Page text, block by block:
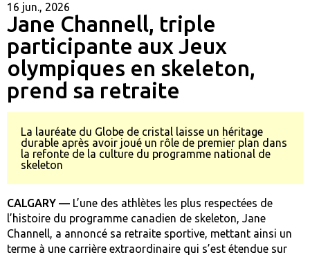
16 jun., 2026
Jane Channell, triple
participante aux Jeux
olympiques en skeleton,
prend sa retraite
La lauréate du Globe de cristal laisse un héritage
durable après avoir joué un rôle de premier plan dans
la refonte de la culture du programme national de
skeleton
CALGARY — L’une des athlètes les plus respectées de
l’histoire du programme canadien de skeleton, Jane
Channell, a annoncé sa retraite sportive, mettant ainsi un
terme à une carrière extraordinaire qui s’est étendue sur